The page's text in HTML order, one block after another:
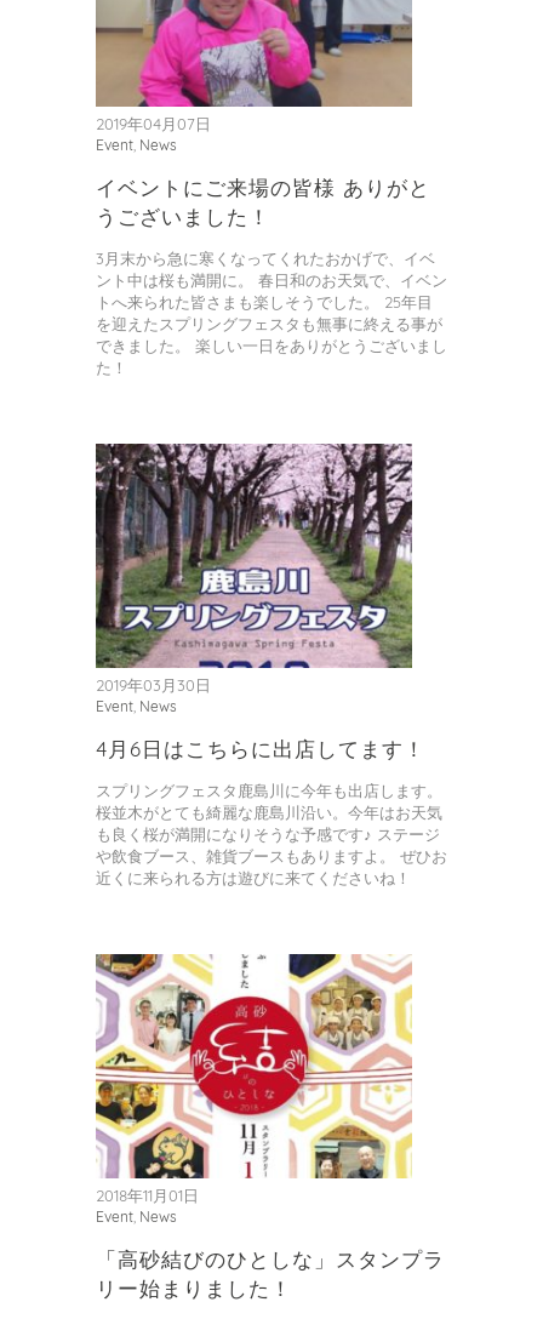
2019年04月07日
Event, News
イベントにご来場の皆様 ありがと
うございました！
3月末から急に寒くなってくれたおかげで、イベ
ント中は桜も満開に。 春日和のお天気で、イベン
トへ来られた皆さまも楽しそうでした。 25年目
を迎えたスプリングフェスタも無事に終える事が
できました。 楽しい一日をありがとうございまし
た！
2019年03月30日
Event, News
4月6日はこちらに出店してます！
スプリングフェスタ鹿島川に今年も出店します。
桜並木がとても綺麗な鹿島川沿い。今年はお天気
も良く桜が満開になりそうな予感です♪ ステージ
や飲食ブース、雑貨ブースもありますよ。 ぜひお
近くに来られる方は遊びに来てくださいね！
2018年11月01日
Event, News
「高砂結びのひとしな」スタンプラ
リー始まりました！